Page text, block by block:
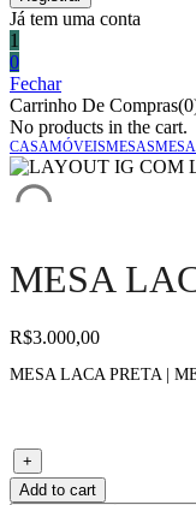
Já tem uma conta
1
0
Fechar
Carrinho De
No products in the cart.
CASAMÓVEISMESAS
MESA
R$3.000,00
MESA LACA PRETA |
+
Add to cart